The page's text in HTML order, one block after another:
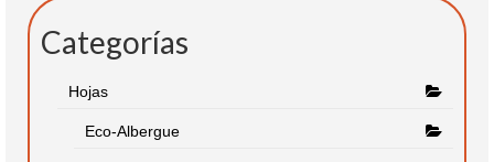
Categorías
Hojas
Eco-Albergue